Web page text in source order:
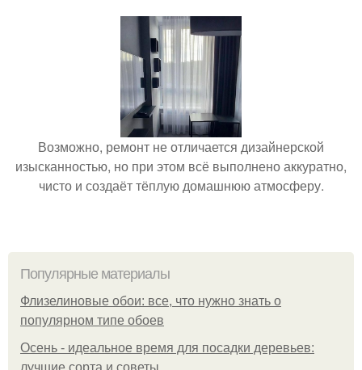
Возможно, ремонт не отличается дизайнерской
изысканностью, но при этом всё выполнено аккуратно,
чисто и создаёт тёплую домашнюю атмосферу.
Популярные материалы
Флизелиновые обои: все, что нужно знать о
популярном типе обоев
Осень - идеальное время для посадки деревьев:
лучшие сорта и советы